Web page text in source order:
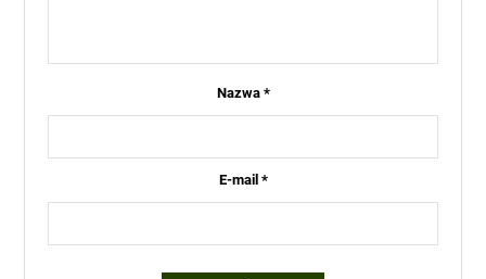
Nazwa *
E-mail *